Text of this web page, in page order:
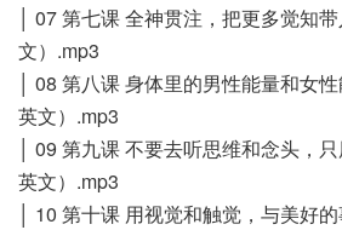
│ 07 第七课 全神贯注，把更多觉知
文）.mp3
│ 08 第八课 身体里的男性能量和女
英文）.mp3
│ 09 第九课 不要去听思维和念头，
英文）.mp3
│ 10 第十课 用视觉和触觉，与美好